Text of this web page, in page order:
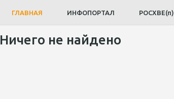
ГЛАВНАЯ ИНФОПОРТАЛ РОСХВЕ(п)
Ничего не найдено